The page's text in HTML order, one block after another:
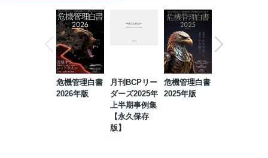
危機管理白書
2026年版
月刊BCPリー
ダーズ2025年
上半期事例集
【永久保存
版】
危機管理白書
2025年版